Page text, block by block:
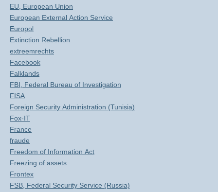
EU, European Union
European External Action Service
Europol
Extinction Rebellion
extreemrechts
Facebook
Falklands
FBI, Federal Bureau of Investigation
FISA
Foreign Security Administration (Tunisia)
Fox-IT
France
fraude
Freedom of Information Act
Freezing of assets
Frontex
FSB, Federal Security Service (Russia)